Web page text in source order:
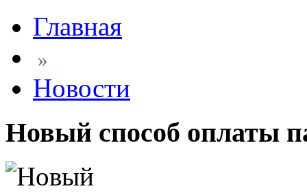
Главная
»
Новости
Новый способ оплаты